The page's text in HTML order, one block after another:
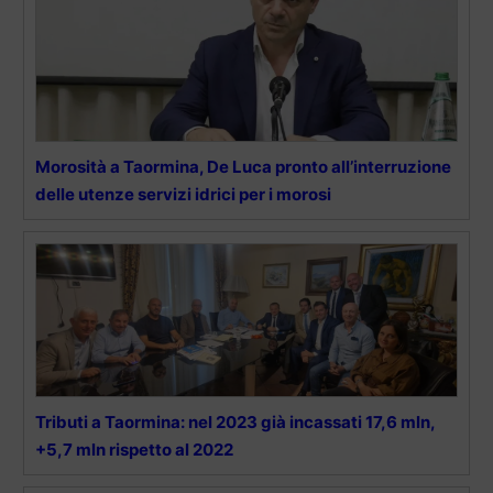
Morosità a Taormina, De Luca pronto all’interruzione
delle utenze servizi idrici per i morosi
Tributi a Taormina: nel 2023 già incassati 17,6 mln,
+5,7 mln rispetto al 2022